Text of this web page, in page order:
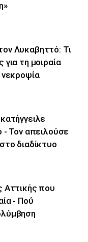
Λυκαβηττό: Τι
για τη μοιραία
- Τον απειλούσε
διαδίκτυο
Αττικής που
- Πού